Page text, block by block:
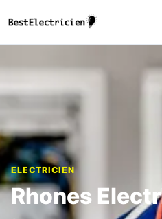
ELECTRICIEN
Rhones